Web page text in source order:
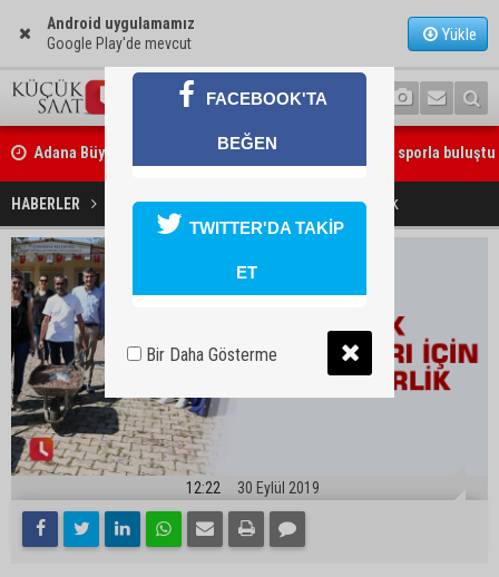
Android uygulamamız
Google Play'de mevcut
Yükle
Adana Büyükşehir Yaz Spor Okulları’nda 30 bin çocuk sporla buluştu
Beşiktaş dosyasında iki tahliye: Özcan Zenger ve Utku Caner
bırakıldı
HABERLER YAŞAM Sokak hayvanları için seferberlik
12:22 30 Eylül 2019
FACEBOOK'TA
BEĞEN
TWITTER'DA TAKİP
ET
Bir Daha Gösterme